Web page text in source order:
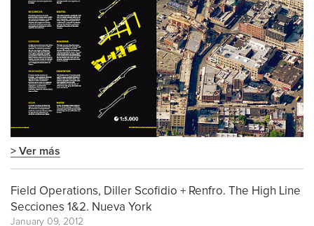
> Ver más
Field Operations, Diller Scofidio + Renfro. The High Line
Secciones 1&2. Nueva York
January 09, 2012